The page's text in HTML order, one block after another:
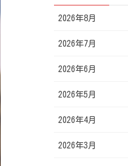
2026年8月
2026年7月
2026年6月
2026年5月
2026年4月
2026年3月